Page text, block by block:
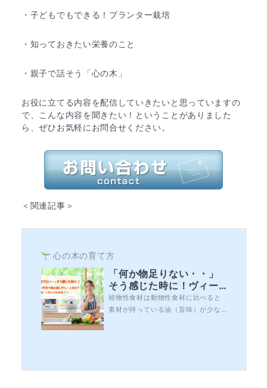
・子どもでもできる！プランター栽培
・知っておきたい栄養のこと
・親子で話そう「心の木」
お役に立てる内容を配信していきたいと思っていますの
で、こんな内容を聞きたい！ということがありました
ら、ぜひお気軽にお問合せください。
＜関連記事＞
心の木の育て方
「何か物足りない・・」
そう感じた時に！ヴィー
ガン料理で満足感とボリ
ュームを出す4つの方法～
植物性食材は動物性食材に比べると
素材が持っている油（旨味）が少な
味」。お野菜が本来持つ旨味をしっ